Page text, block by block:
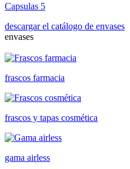
Capsulas 5
descargar el catálogo de envases
envases
frascos farmacia
frascos y tapas cosmética
gama airless